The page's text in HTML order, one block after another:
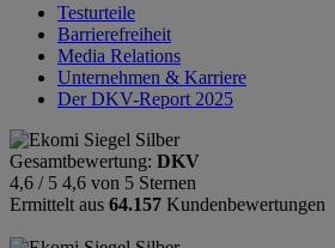
Testurteile
Barrierefreiheit
Media Relations
Unternehmen & Karriere
Der DKV-Report 2025
Gesamtbewertung: DKV
4,6 / 5 4,6 von 5 Sternen
Ermittelt aus 64.157 Kundenbewertungen